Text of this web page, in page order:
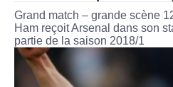
Grand match – grande scène
Ham reçoit Arsenal dans son
partie de la saison 2018/1